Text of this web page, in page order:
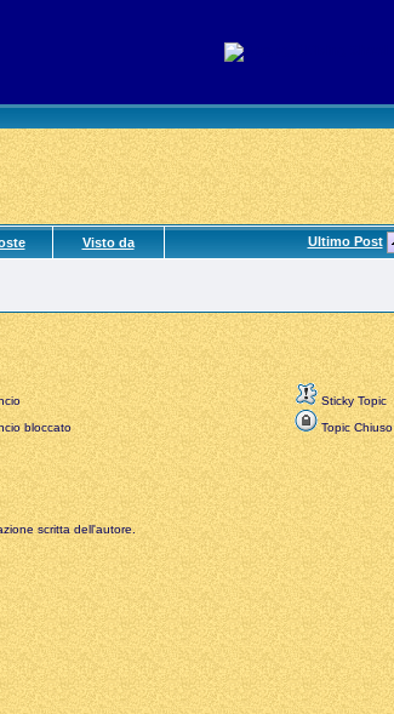
Visto da Ultimo Post
Sticky Topic
bloccato Topic Chiuso
scritta dell'autore.